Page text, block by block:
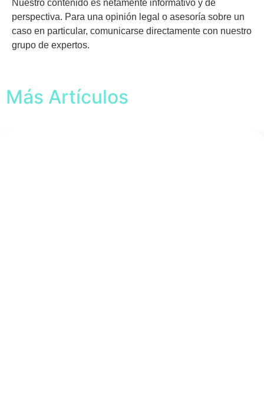
Nuestro contenido es netamente informativo y de
perspectiva. Para una opinión legal o asesoría sobre un
caso en particular, comunicarse directamente con nuestro
grupo de expertos.
Más Artículos